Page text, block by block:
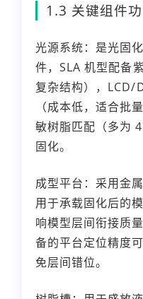
1.3 关键组件
光源系统：是光固
件，SLA 机型配备
复杂结构），LCD/
（成本低，适合批
敏树脂匹配（多为
固化。
成型平台：采用金
用于承载固化后的
响模型层间衔接质
备的平台定位精度
免层间错位。